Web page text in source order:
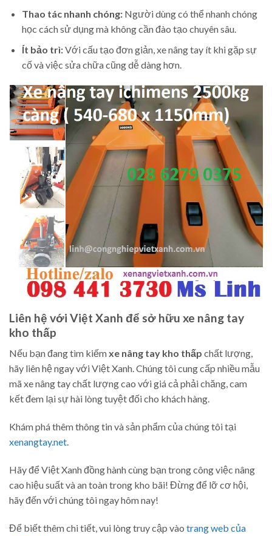
Thao tác nhanh chóng:Người dùng có thể nhanh chóng
học cách sử dụng mà không cần đào tạo chuyên sâu.
Ít bảo trì:Với cấu tạo đơn giản, xe nâng tay ít khi gặp sự
cố và việc sửa chữa cũng dễ dàng hơn.
Liên hệ với Việt Xanh để sở hữu xe nâng tay
kho thấp
Nếu bạn đang tìm kiếmxe nâng tay kho thấp chất lượng,
hãy liên hệ ngay với Việt Xanh. Chúng tôi cung cấp nhiều mẫu
mã xe nâng tay chất lượng cao với giá cả phải chăng, cam
kết đem lại sự hài lòng tuyệt đối cho khách hàng.
Khám phá thêm thông tin và sản phẩm của chúng tôi tại
xenangtay.net.
Hãy để Việt Xanh đồng hành cùng bạn trong công việc nâng
cao hiệu suất và an toàn trong kho bãi! Đừng để lỡ cơ hội,
hãy đến với chúng tôi ngay hôm nay!
Để biết thêm chi tiết, vui lòng truy cập vào trang web của